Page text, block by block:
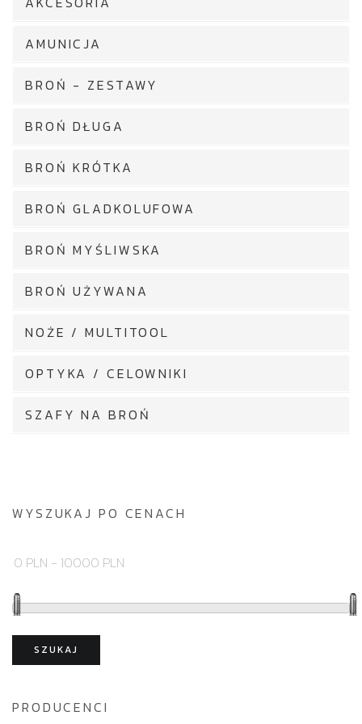
AMUNICJA
BROŃ - ZESTAWY
BROŃ DŁUGA
BROŃ KRÓTKA
BROŃ GLADKOLUFOWA
BROŃ MYŚLIWSKA
BROŃ UŻYWANA
NOŻE / MULTITOOL
OPTYKA / CELOWNIKI
SZAFY NA BROŃ
WYSZUKAJ PO CENACH
SZUKAJ
PRODUCENCI